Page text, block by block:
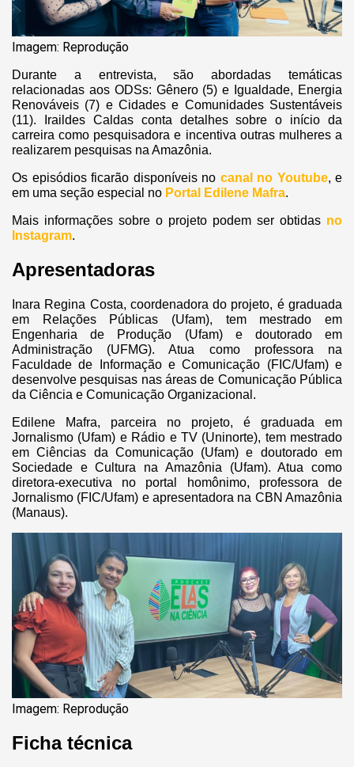
Imagem: Reprodução
Durante a entrevista, são abordadas temáticas
relacionadas aos ODSs: Gênero (5) e Igualdade, Energia
Renováveis (7) e Cidades e Comunidades Sustentáveis
(11). Iraildes Caldas conta detalhes sobre o início da
carreira como pesquisadora e incentiva outras mulheres a
realizarem pesquisas na Amazônia.
Os episódios ficarão disponíveis no canal no Youtube, e
em uma seção especial no Portal Edilene Mafra.
Mais informações sobre o projeto podem ser obtidas no
Instagram.
Apresentadoras
Inara Regina Costa, coordenadora do projeto, é graduada
em Relações Públicas (Ufam), tem mestrado em
Engenharia de Produção (Ufam) e doutorado em
Administração (UFMG). Atua como professora na
Faculdade de Informação e Comunicação (FIC/Ufam) e
desenvolve pesquisas nas áreas de Comunicação Pública
da Ciência e Comunicação Organizacional.
Edilene Mafra, parceira no projeto, é graduada em
Jornalismo (Ufam) e Rádio e TV (Uninorte), tem mestrado
em Ciências da Comunicação (Ufam) e doutorado em
Sociedade e Cultura na Amazônia (Ufam). Atua como
diretora-executiva no portal homônimo, professora de
Jornalismo (FIC/Ufam) e apresentadora na CBN Amazônia
(Manaus).
Imagem: Reprodução
Ficha técnica